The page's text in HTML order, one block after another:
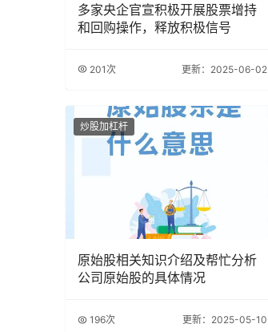
多家央企官宣积极开展股票增持
和回购操作，释放积极信号
201次 更新：2025-06-02
炒股加杠杆
原始股相关知识介绍及帮忙分析
公司原始股的具体情况
196次 更新：2025-05-10